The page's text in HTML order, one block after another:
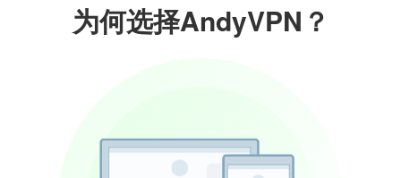
为何选择AndyVPN？